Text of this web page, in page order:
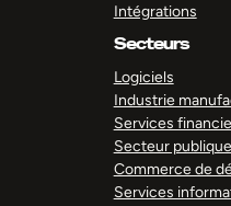
Intégrations
Secteurs
Logiciels
Industrie
Services
Secteur publique
Commerce de
Services